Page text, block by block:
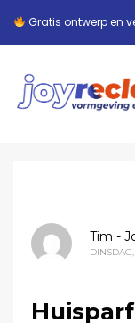
Gratis ontwerp en
Tim -